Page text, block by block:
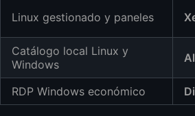
Linux gestionado y paneles
Catálogo local Linux y
Windows
RDP Windows económico